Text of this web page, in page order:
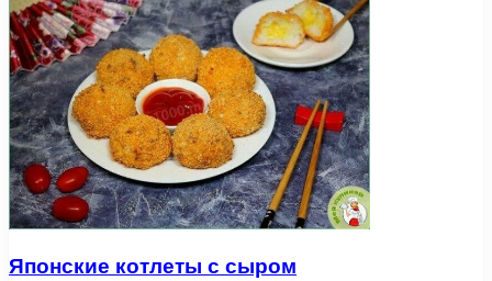
Японские котлеты с сыром